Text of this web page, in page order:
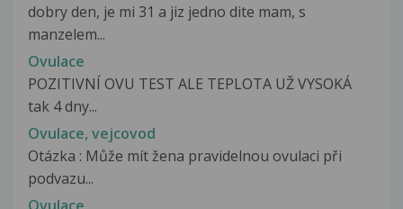
dobry den, je mi 31 a jiz jedno dite mam, s
manzelem...
Ovulace
POZITIVNÍ OVU TEST ALE TEPLOTA UŽ VYSOKÁ
tak 4 dny...
Ovulace, vejcovod
Otázka : Může mít žena pravidelnou ovulaci při
podvazu...